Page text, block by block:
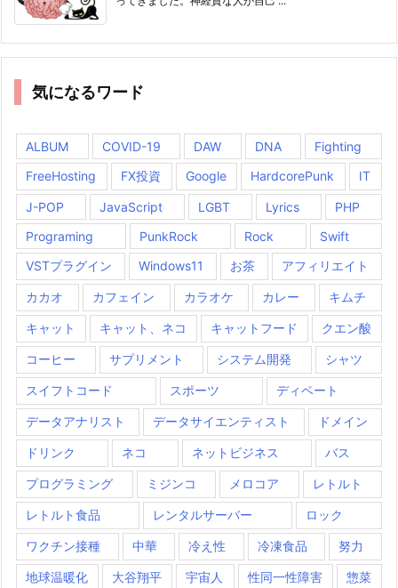
気になるワード
ALBUM COVID-19 DAW DNA
Fighting
FreeHosting
FX投資 Google HardcorePunk IT
J-POP JavaScript LGBT Lyrics
PHP
Programing
PunkRock Rock
Swift
VSTプラグイン
Windows11 お茶 アフィリエイト
カカオ カフェイン カラオケ カレー キムチ
キャット キャット、ネコ キャットフード クエン酸
コーヒー サプリメント システム開発 シャツ
スイフトコード スポーツ ディベート
データアナリスト データサイエンティスト ドメイン
ドリンク ネコ ネットビジネス バス
プログラミング ミジンコ メロコア レトルト
レトルト食品 レンタルサーバー ロック
ワクチン接種 中華 冷え性 冷凍食品 努力
地球温暖化 大谷翔平 宇宙人 性同一性障害 惣菜